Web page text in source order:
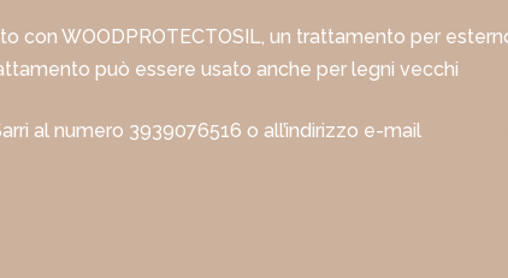
con WOODPROTECTOSIL, un trattamento per
può essere usato anche per legni vecchi
al numero 3939076516 o all’indirizzo e-mail